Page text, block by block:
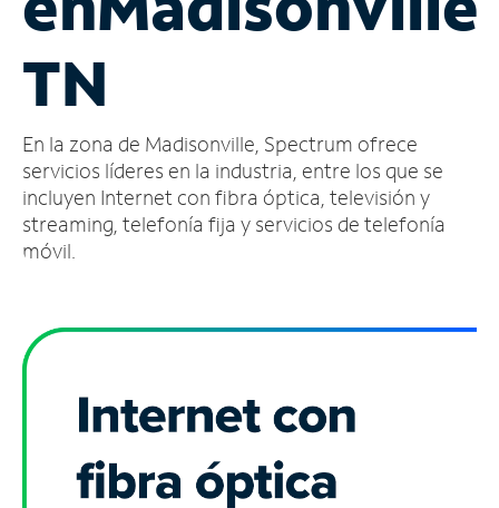
cuenta
Encuentra
tienda
TN
En la zona de Madisonville, Spectrum ofrece
servicios líderes en la industria, entre los que se
incluyen Internet con fibra óptica, televisión y
streaming, telefonía fija y servicios de telefonía
móvil.